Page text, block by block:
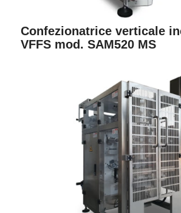
Confezionatrice verticale
VFFS mod. SAM520 MS